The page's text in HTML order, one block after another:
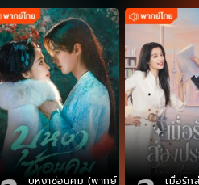
บุหงาซ่อนคม (พากย์ เมื่อรัก